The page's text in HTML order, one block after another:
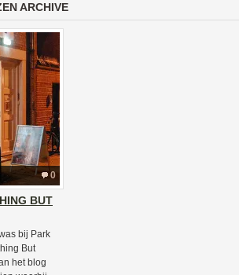
ARCHIVE
0
BUT
bij Park
But
het blog